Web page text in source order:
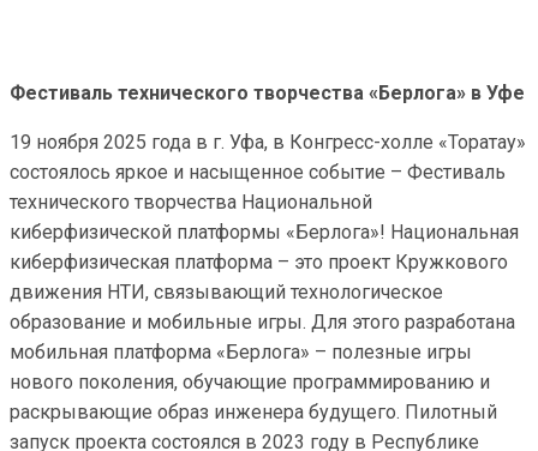
Фестиваль технического творчества «Берлога» в Уфе
19 ноября 2025 года в г. Уфа, в Конгресс-холле «Торатау»
состоялось яркое и насыщенное событие – Фестиваль
технического творчества Национальной
киберфизической платформы «Берлога»! Национальная
киберфизическая платформа – это проект Кружкового
движения НТИ, связывающий технологическое
образование и мобильные игры. Для этого разработана
мобильная платформа «Берлога» – полезные игры
нового поколения, обучающие программированию и
раскрывающие образ инженера будущего. Пилотный
запуск проекта состоялся в 2023 году в Республике